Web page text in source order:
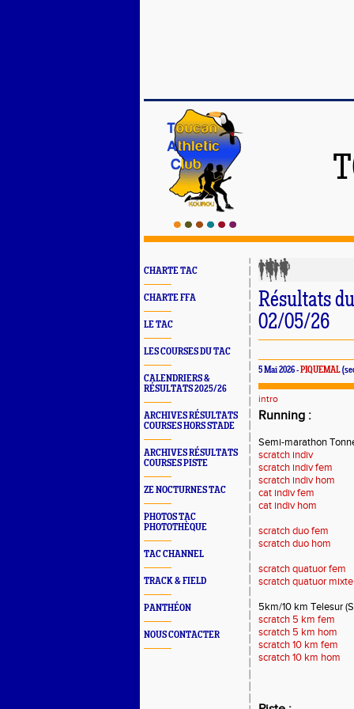
CHARTE TAC
CHARTE FFA
LE TAC
LES COURSES DU TAC
CALENDRIERS &
RÉSULTATS 2025/26
ARCHIVES RÉSULTATS
COURSES HORS STADE
ARCHIVES RÉSULTATS
COURSES PISTE
ZE NOCTURNES TAC
PHOTOS TAC
PHOTOTHÈQUE
TAC CHANNEL
TRACK & FIELD
PANTHÉON
NOUS CONTACTER
Résultats
02/05/26
5 Mai 2026 -PIQUEMAL
intro
Running :
Semi-marathon
scratch indiv
scratch indiv fem
scratch indiv hom
cat indiv fem
cat indiv hom
scratch duo fem
scratch duo hom
scratch quatuor fem
scratch quatuor mixte
5km/10 km Telesur
scratch 5 km fem
scratch 5 km hom
scratch 10 km fem
scratch 10 km hom